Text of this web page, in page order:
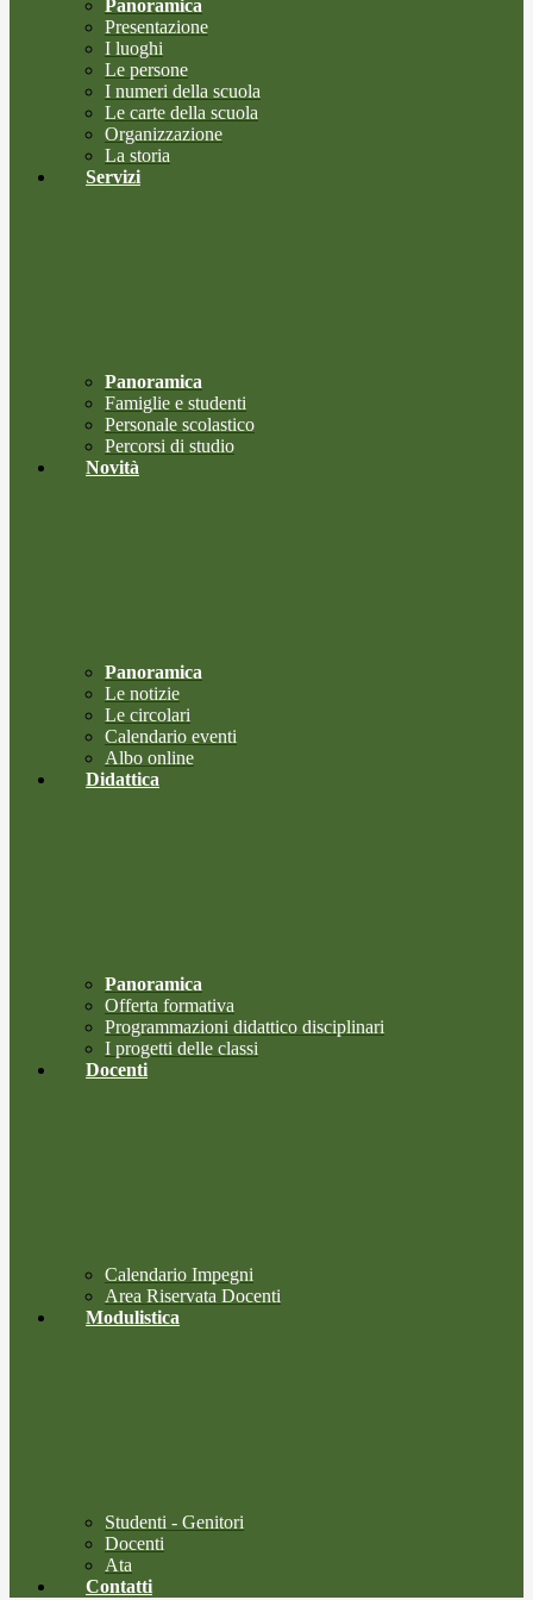
Panoramica
Presentazione
I luoghi
Le persone
I numeri della scuola
Le carte della scuola
Organizzazione
La storia
Servizi
Panoramica
Famiglie e studenti
Personale scolastico
Percorsi di studio
Novità
Panoramica
Le notizie
Le circolari
Calendario eventi
Albo online
Didattica
Panoramica
Offerta formativa
Programmazioni didattico disciplinari
I progetti delle classi
Docenti
Calendario Impegni
Area Riservata Docenti
Modulistica
Studenti - Genitori
Docenti
Ata
Contatti